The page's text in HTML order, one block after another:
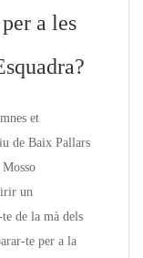
a les
et
de Baix Pallars
un
de la mà dels
te per a la